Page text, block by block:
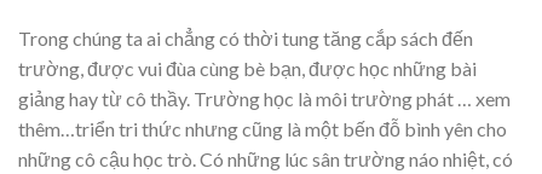
Trong chúng ta ai chẳng có thời tung tăng cắp sách đến
trường, được vui đùa cùng bè bạn, được học những bài
giảng hay từ cô thầy. Trường học là môi trường phát
… xem
thêm… triển tri thức nhưng cũng là một bến đỗ bình yên cho
những cô cậu học trò. Có những lúc sân trường náo nhiệt, có